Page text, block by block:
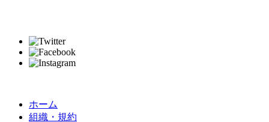
ホーム
組織・規約